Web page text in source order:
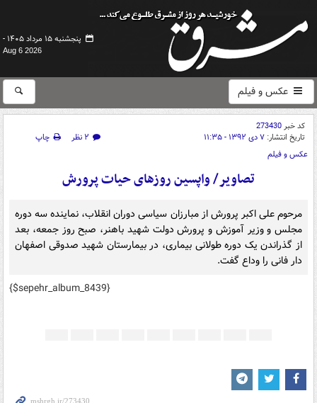
پنجشنبه ۱۵ مرداد ۱۴۰۵ -
Aug 6 2026
عکس و فیلم
کد خبر273430
تاریخ انتشار: ۷ دی ۱۳۹۲ - ۱۱:۳۵ ۲ نظر
چاپ
عکس و فیلم
تصاویر/ واپسین روزهای حیات پرورش
مرحوم علی اکبر پرورش از مبارزان سیاسی دوران انقلاب، نماینده سه دوره
مجلس و وزیر آموزش و پرورش دولت شهید باهنر، صبح روز جمعه، بعد
از گذراندن یک دوره طولانی بیماری، در بیمارستان شهید صدوقی اصفهان
دار فانی را وداع گفت.
{$sepehr_album_8439}